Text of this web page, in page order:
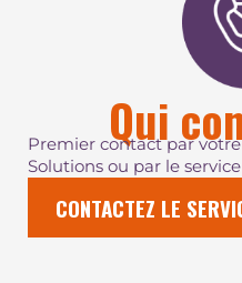
Qui
Premier contact par
Solutions ou par le
CONTACTEZ LE